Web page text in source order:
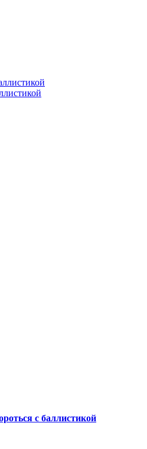
с баллистикой